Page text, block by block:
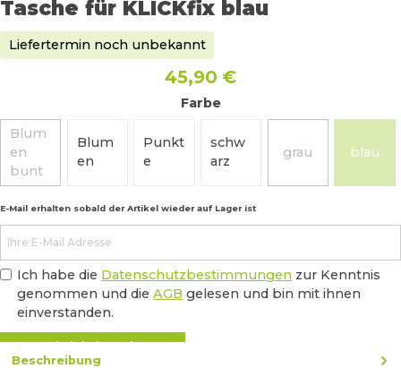
Tasche für KLICKfix blau
Liefertermin noch unbekannt
45,90 €
Farbe
Blum
en
bunt
(Diese Option ist zurzeit nicht verfügbar.)
Blum
en
Punkt
e
schw
arz
grau(Diese Option ist
blau
E-Mail erhalten sobald der Artikel wieder auf Lager ist
Ich habe die Datenschutzbestimmungen zur Kenntnis
genommen und dieAGB gelesen und bin mit ihnen
einverstanden.
Benachrichtigen lassen
Beschreibung